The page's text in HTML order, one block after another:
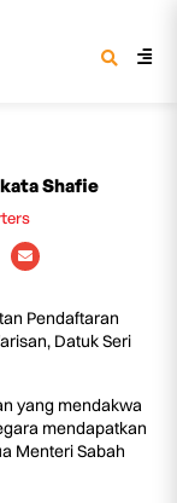
Shafie
Pendaftaran
Datuk Seri
yang mendakwa
mendapatkan
Menteri Sabah